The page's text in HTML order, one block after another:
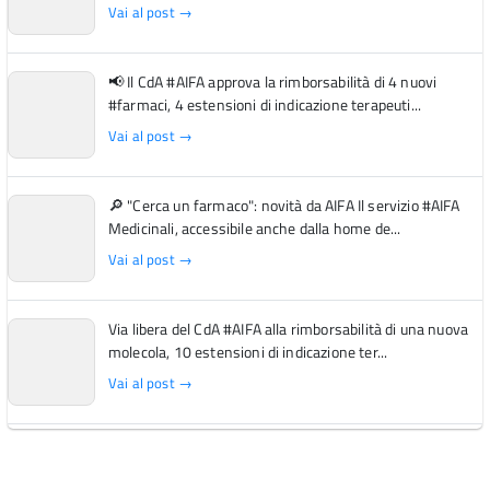
Vai al post →
📢 Il CdA #AIFA approva la rimborsabilità di 4 nuovi
#farmaci, 4 estensioni di indicazione terapeuti...
Vai al post →
🔎 "Cerca un farmaco": novità da AIFA Il servizio #AIFA
Medicinali, accessibile anche dalla home de...
Vai al post →
Via libera del CdA #AIFA alla rimborsabilità di una nuova
molecola, 10 estensioni di indicazione ter...
Vai al post →